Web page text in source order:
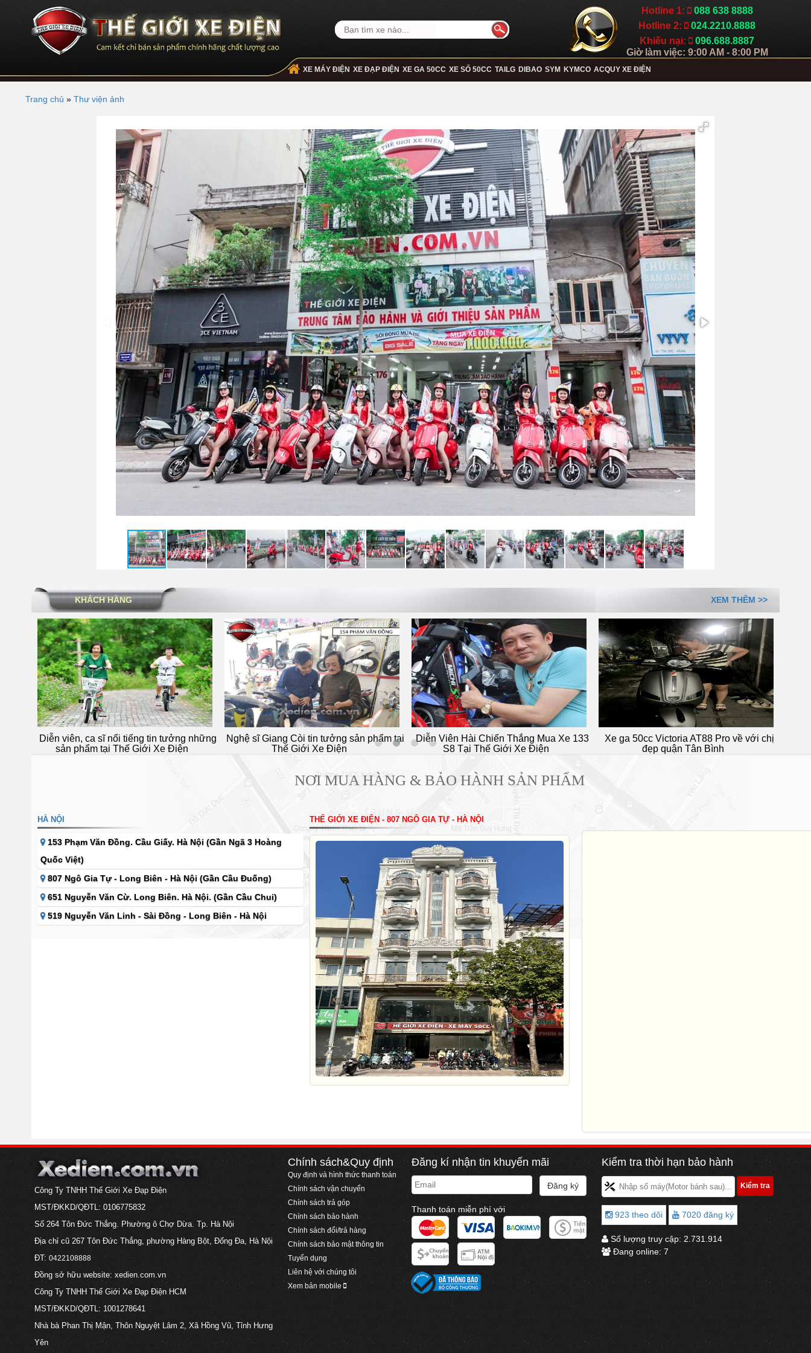
Hotline 1:
088 638 8888
Hotline 2:
024.2210.8888
Khiếu nại:
096.688.8887
Giờ làm việc: 9:00 AM - 8:00 PM
XE MÁY ĐIỆN XE ĐẠP ĐIỆN XE GA 50CC XE SỐ 50CC TAILG DIBAO SYM KYMCO ACQUY XE ĐIỆN
Trang chủ » Thư viện ảnh
KHÁCH HÀNG XEM THÊM >>
Diễn viên, ca sĩ nổi tiếng tin tưởng những
sản phẩm tại Thế Giới Xe Điện
Nghệ sĩ Giang Còi tin tưởng sản phẩm tại
Thế Giới Xe Điện
Diễn Viên Hài Chiến Thắng Mua Xe 133
S8 Tại Thế Giới Xe Điện
Xe ga 50cc Victoria AT88 Pro về với chị
đẹp quận Tân Bình
Em trai
NƠI MUA HÀNG & BẢO HÀNH SẢN PHẨM
HÀ NỘI
153 Phạm Văn Đồng. Cầu Giấy. Hà Nội (Gần Ngã 3 Hoàng
Quốc Việt)
807 Ngô Gia Tự - Long Biên - Hà Nội (Gần Cầu Đuống)
651 Nguyễn Văn Cừ. Long Biên. Hà Nội. (Gần Cầu Chui)
519 Nguyễn Văn Linh - Sài Đồng - Long Biên - Hà Nội
THẾ GIỚI XE ĐIỆN - 807 NGÔ GIA TỰ - HÀ NỘI
Công Ty TNHH Thế Giới Xe Đạp Điện
MST/ĐKKD/QĐTL: 0106775832
Số 264 Tôn Đức Thắng. Phường ô Chợ Dừa. Tp. Hà Nội
Địa chỉ cũ 267 Tôn Đức Thắng, phường Hàng Bột, Đống Đa, Hà Nội
ĐT: 0422108888
Đồng sở hữu website: xedien.com.vn
Công Ty TNHH Thế Giới Xe Đạp Điện HCM
MST/ĐKKD/QĐTL: 1001278641
Nhà bà Phan Thị Mận, Thôn Nguyệt Lâm 2, Xã Hồng Vũ, Tỉnh Hưng
Yên
Chính sách&Quy định
Quy định và hình thức thanh toán
Chính sách vận chuyển
Chính sách trả góp
Chính sách bảo hành
Chính sách đổi/trả hàng
Chính sách bảo mật thông tin
Tuyển dụng
Liên hệ với chúng tôi
Xem bản mobile
Đăng kí nhận tin khuyến mãi
Email
Thanh toán miễn phí với
Kiểm tra thời hạn bảo hành
923 theo dõi 7020 đăng ký
Số lượng truy cập: 2.731.914
Đang online: 7